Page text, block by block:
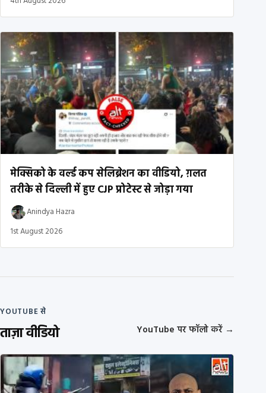
मेक्सिको के वर्ल्ड कप सेलिब्रेशन का वीडियो, ग़लत
तरीके से दिल्ली में हुए CJP प्रोटेस्ट से जोड़ा गया
Anindya Hazra
1st August 2026
YOUTUBE से
ताज़ा वीडियो YouTube पर फॉलो करें →